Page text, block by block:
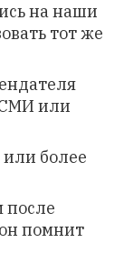
на наши
тот же
СМИ или
или более
после
помнит